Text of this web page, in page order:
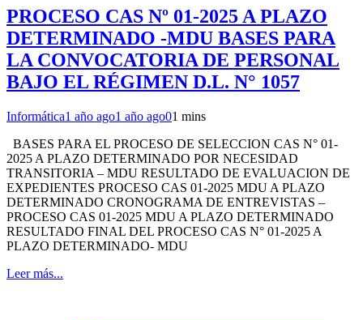
PROCESO CAS Nº 01-2025 A PLAZO
DETERMINADO -MDU BASES PARA
LA CONVOCATORIA DE PERSONAL
BAJO EL RÉGIMEN D.L. N° 1057
Informática1 año ago1 año ago01 mins
BASES PARA EL PROCESO DE SELECCION CAS N° 01-
2025 A PLAZO DETERMINADO POR NECESIDAD
TRANSITORIA – MDU RESULTADO DE EVALUACION DE
EXPEDIENTES PROCESO CAS 01-2025 MDU A PLAZO
DETERMINADO CRONOGRAMA DE ENTREVISTAS –
PROCESO CAS 01-2025 MDU A PLAZO DETERMINADO
RESULTADO FINAL DEL PROCESO CAS N° 01-2025 A
PLAZO DETERMINADO- MDU
Leer más...